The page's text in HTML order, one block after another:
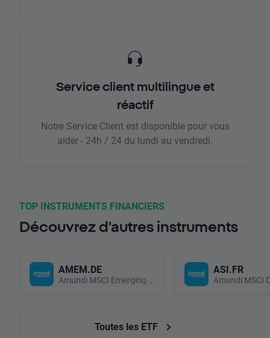
Service client multilingue et
réactif
Notre Service Client est disponible pour vous
aider - 24h / 24 du lundi au vendredi.
TOP INSTRUMENTS FINANCIERS
Découvrez d'autres instruments
AMEM.DE
Amundi MSCI Emerging Markets UCITS (Acc EUR)
ASI.FR
Toutes les ETF